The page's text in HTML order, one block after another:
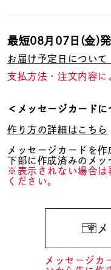
価格 ¥0
在庫
最短08月07日(金)
お届け予定日について
支払方法・注文内容に
＜メッセージカードに
作り方の詳細はこちら
メッセージカードを作
下部に作成済みのメッ
※表示されない場合は
ください。
メッセージカ